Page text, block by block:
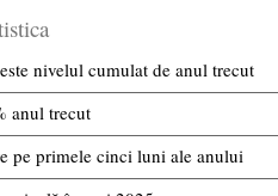
nivelul cumulat de anul trecut
anul trecut
pe primele cinci luni ale anului